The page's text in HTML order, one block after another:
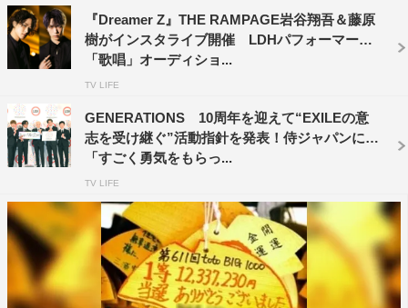
佐野玲於：りんちゃん
瀬口黎弥：太一
澤本夏輝：おがぴー
木村慧人：ごっちん
関口メンディー：シミー
2020年10月4日（日）後5・00〜
藤原樹：りんちゃん
長谷川慎：太一
岩谷翔吾：おがぴー
佐藤大樹：ごっちん
『Dreamer Z』THE RAMPAGE岩谷翔吾＆藤原
樹がインスタライブ開催 LDHパフォーマー
「歌唱」オーディショ...
TV LIFE
GENERATIONS 10周年を迎えて“EXILEの意
志を受け継ぐ”活動指針を発表！侍ジャパンにも
「すごく勇気をもらっ...
TV LIFE